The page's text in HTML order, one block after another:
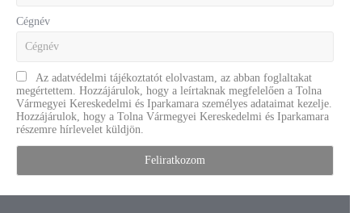
Cégnév
Az adatvédelmi tájékoztatót elolvastam, az abban foglaltakat
megértettem. Hozzájárulok, hogy a leírtaknak megfelelően a Tolna
Vármegyei Kereskedelmi és Iparkamara személyes adataimat kezelje.
Hozzájárulok, hogy a Tolna Vármegyei Kereskedelmi és Iparkamara
részemre hírlevelet küldjön.